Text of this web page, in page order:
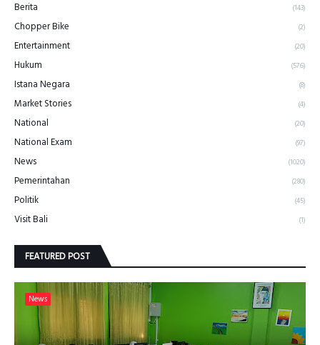
Berita (143)
Chopper Bike (2)
Entertainment (20)
Hukum (576)
Istana Negara (8)
Market Stories (4)
National (20)
National Exam (97)
News (1020)
Pemerintahan (280)
Politik (45)
Visit Bali (1)
FEATURED POST
News